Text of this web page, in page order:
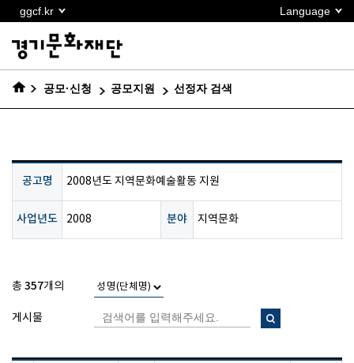
바로가기
ggcf.kr Language
공모·신청 공모지원 선정자 검색
공고명 2008년도 지역문화예술활동 지원
사업년도 2008 분야 지역문화
총 357개의
게시물